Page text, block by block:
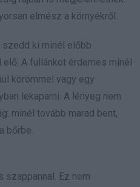
elmész a környékről.
szedd ki minél előbb
A fullánkot érdemes minél
körömmel vagy egy
lekaparni. A lényeg nem
minél tovább marad bent,
bőrbe.
Ez nem